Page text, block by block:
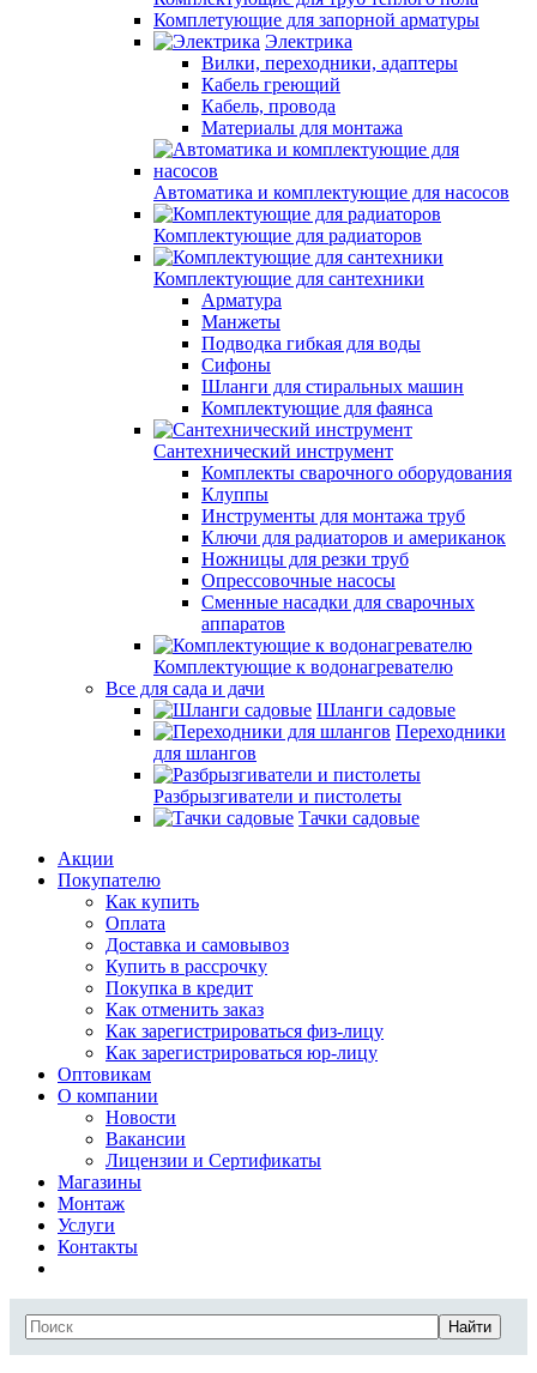
Комплетующие для запорной арматуры
Электрика
Вилки, переходники, адаптеры
Кабель греющий
Кабель, провода
Материалы для монтажа
Автоматика и комплектующие для насосов
Комплектующие для радиаторов
Комплектующие для сантехники
Арматура
Манжеты
Подводка гибкая для воды
Сифоны
Шланги для стиральных машин
Комплектующие для фаянса
Сантехнический инструмент
Комплекты сварочного оборудования
Клуппы
Инструменты для монтажа труб
Ключи для радиаторов и американок
Ножницы для резки труб
Опрессовочные насосы
Сменные насадки для сварочных
аппаратов
Комплектующие к водонагревателю
Все для сада и дачи
Шланги садовые
Переходники
для шлангов
Разбрызгиватели и пистолеты
Тачки садовые
Акции
Покупателю
Как купить
Оплата
Доставка и самовывоз
Купить в рассрочку
Покупка в кредит
Как отменить заказ
Как зарегистрироваться физ-лицу
Как зарегистрироваться юр-лицу
Оптовикам
О компании
Новости
Вакансии
Лицензии и Сертификаты
Магазины
Монтаж
Услуги
Контакты
Найти